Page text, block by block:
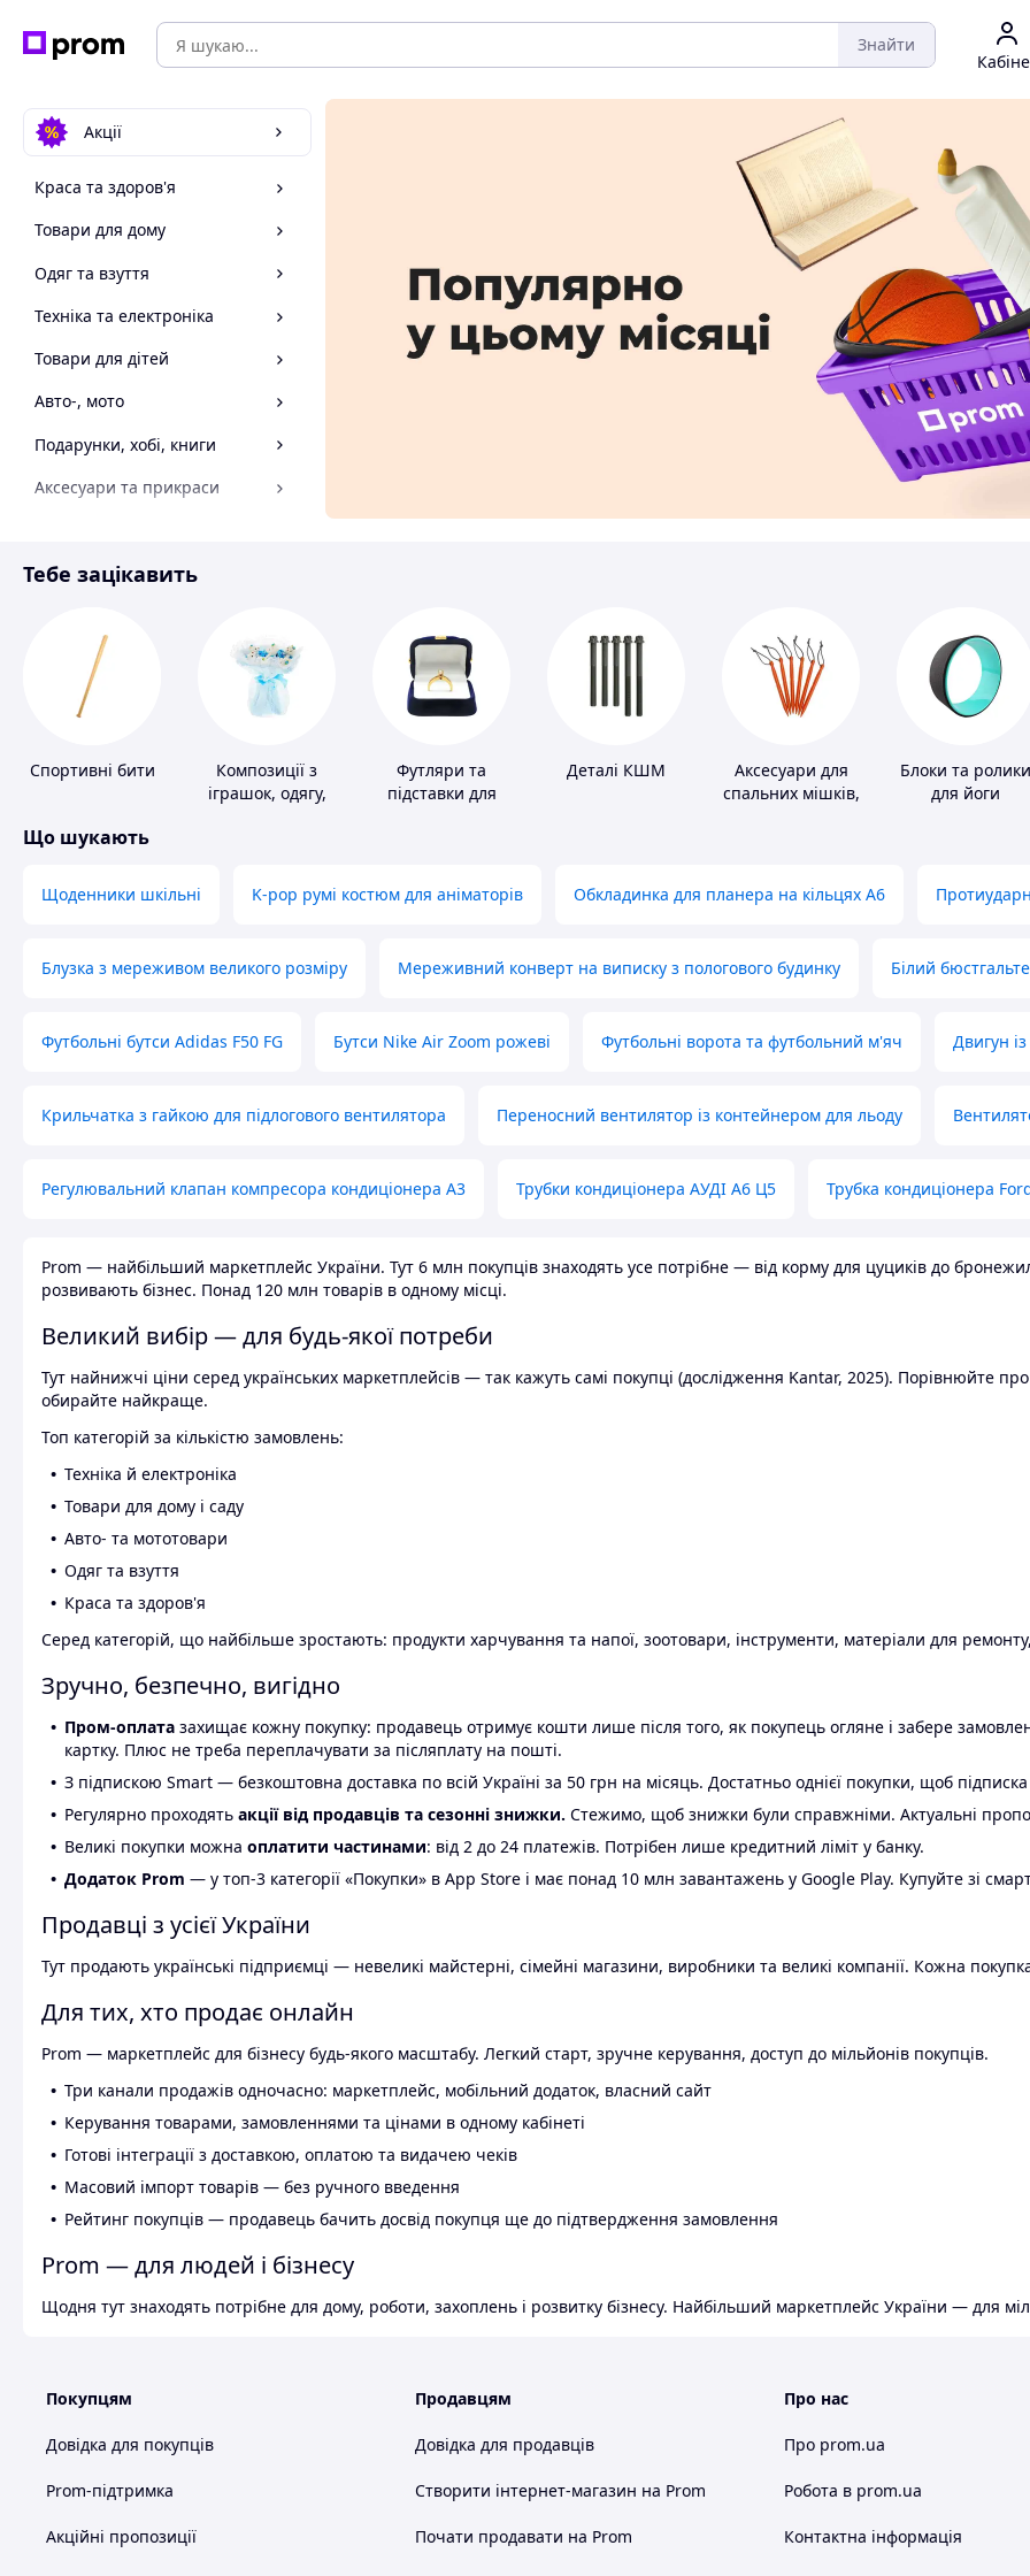
Знайти
Акції
Краса та здоров'я
Товари для дому
Одяг та взуття
Техніка та електроніка
Товари для дітей
Авто-, мото
Подарунки, хобі, книги
Аксесуари та прикраси
Спорт і відпочинок
Тебе зацікавить
Спортивні бити
Композиції з
іграшок, одягу,
Футляри та
підставки для
Деталі КШМ
Аксесуари для
спальних мішків,
Блоки та ролики
для йоги
Що шукають
Щоденники шкільні K-pop румі костюм для аніматорів Обкладинка для планера на кільцях А6
Блузка з мереживом великого розміру Мереживний конверт на виписку з пологового будинку Білий
Футбольні бутси Adidas F50 FG Бутси Nike Air Zoom рожеві Футбольні ворота та футбольний м'яч Двигун
Крильчатка з гайкою для підлогового вентилятора Переносний вентилятор із контейнером для льоду
Регулювальний клапан компресора кондиціонера А3 Трубки кондиціонера АУДІ А6 Ц5 Трубка кондиціонера
Prom — найбільший маркетплейс України. Тут 6 млн покупців знаходять усе потрібне — від корму для цуциків до
розвивають бізнес. Понад 120 млн товарів в одному місці.
Великий вибір — для будь-якої потреби
Тут найнижчі ціни серед українських маркетплейсів — так кажуть самі покупці (дослідження Kantar, 2025). Порівнюйте
обирайте найкраще.
Топ категорій за кількістю замовлень:
Техніка й електроніка
Товари для дому і саду
Авто- та мототовари
Одяг та взуття
Краса та здоров'я
Серед категорій, що найбільше зростають: продукти харчування та напої, зоотовари, інструменти, матеріали для
Зручно, безпечно, вигідно
Пром-оплата захищає кожну покупку: продавець отримує кошти лише після того, як покупець огляне і забере
картку. Плюс не треба переплачувати за післяплату на пошті.
З підпискою Smart — безкоштовна доставка по всій Україні за 50 грн на місяць. Достатньо однієї покупки, щоб
Регулярно проходять акції від продавців та сезонні знижки. Стежимо, щоб знижки були справжніми. Актуальні
Великі покупки можна оплатити частинами: від 2 до 24 платежів. Потрібен лише кредитний ліміт у банку.
Додаток Prom — у топ-3 категорії «Покупки» в App Store і має понад 10 млн завантажень у Google Play. Купуйте зі
Продавці з усієї України
Тут продають українські підприємці — невеликі майстерні, сімейні магазини, виробники та великі компанії. Кожна
Для тих, хто продає онлайн
Prom — маркетплейс для бізнесу будь-якого масштабу. Легкий старт, зручне керування, доступ до мільйонів покупців.
Три канали продажів одночасно: маркетплейс, мобільний додаток, власний сайт
Керування товарами, замовленнями та цінами в одному кабінеті
Готові інтеграції з доставкою, оплатою та видачею чеків
Масовий імпорт товарів — без ручного введення
Рейтинг покупців — продавець бачить досвід покупця ще до підтвердження замовлення
Prom — для людей і бізнесу
Щодня тут знаходять потрібне для дому, роботи, захоплень і розвитку бізнесу. Найбільший маркетплейс України — для
Покупцям
Довідка для покупців
Prom-підтримка
Акційні пропозиції
Продавцям
Довідка для продавців
Створити інтернет-магазин на Prom
Почати продавати на Prom
Про нас
Про prom.ua
Робота в prom.ua
Контактна інформація